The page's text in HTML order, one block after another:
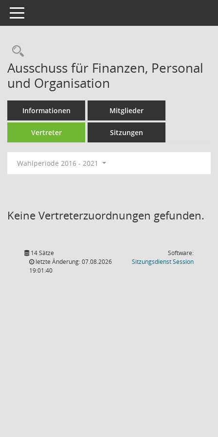
Toggle navigation
Rechercheauswahl
Ausschuss für Finanzen, Personal
und Organisation
Informationen Mitglieder
Vertreter Sitzungen
Wahlperiode 2016 - 2021
Keine Vertreterzuordnungen gefunden.
14 Sätze
letzte Änderung: 07.08.2026
19:01:40
Software:
SitzungsdienstSession(Wird in